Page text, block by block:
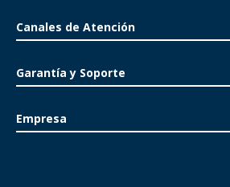
Canales de Atención
Garantía y Soporte
Empresa